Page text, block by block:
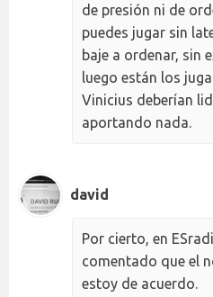
de presión ni de
puedes jugar sin
baje a ordenar, sin
luego están los
Vinicius deberían
aportando nada.
david
Por cierto, en
comentado que el
estoy de acuerdo.